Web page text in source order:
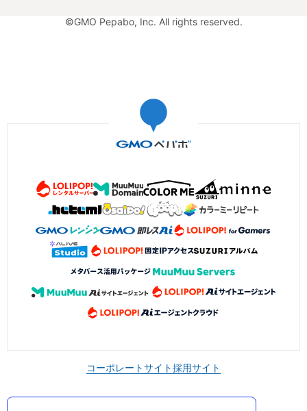
©GMO Pepabo, Inc. All rights reserved.
コーポレートサイト採用サイト